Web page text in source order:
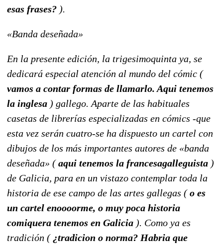
esas frases? ).
«Banda deseñada»
En la presente edición, la trigesimoquinta ya, se
dedicará especial atención al mundo del cómic (
vamos a contar formas de llamarlo. Aqui tenemos
la inglesa ) gallego. Aparte de las habituales
casetas de librerías especializadas en cómics -que
esta vez serán cuatro-se ha dispuesto un cartel con
dibujos de los más importantes autores de «banda
deseñada» (aqui tenemos la francesagalleguista )
de Galicia, para en un vistazo contemplar toda la
historia de ese campo de las artes gallegas (o es
un cartel enoooorme, o muy poca historia
comiquera tenemos en Galicia ). Como ya es
tradición ( ¿tradicion o norma? Habria que